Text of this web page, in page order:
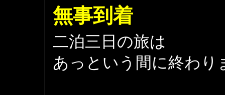
無事到着
二泊三日の旅は
あっという間に終わり